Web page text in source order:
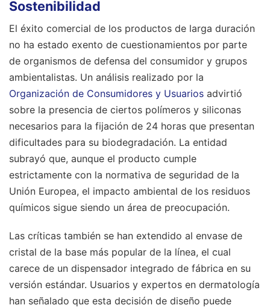
Sostenibilidad
El éxito comercial de los productos de larga duración
no ha estado exento de cuestionamientos por parte
de organismos de defensa del consumidor y grupos
ambientalistas. Un análisis realizado por la
Organización de Consumidores y Usuarios advirtió
sobre la presencia de ciertos polímeros y siliconas
necesarios para la fijación de 24 horas que presentan
dificultades para su biodegradación. La entidad
subrayó que, aunque el producto cumple
estrictamente con la normativa de seguridad de la
Unión Europea, el impacto ambiental de los residuos
químicos sigue siendo un área de preocupación.
Las críticas también se han extendido al envase de
cristal de la base más popular de la línea, el cual
carece de un dispensador integrado de fábrica en su
versión estándar. Usuarios y expertos en dermatología
han señalado que esta decisión de diseño puede